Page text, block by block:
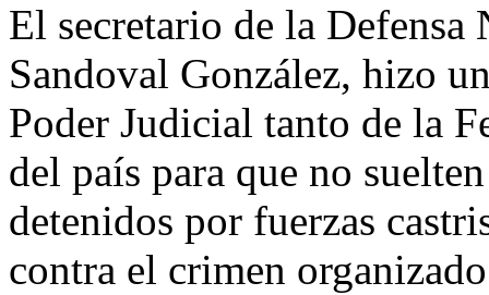
El secretario de la Defensa
Sandoval González, hizo
Poder Judicial tanto de la
del país para que no
detenidos por fuerzas
contra el crimen